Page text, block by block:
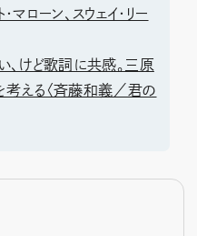
マローン、スウェイ・リー
い、けど歌詞に共感。三原
考える〈斉藤和義／君の